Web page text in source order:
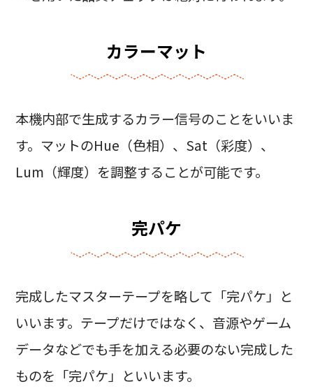
カラーマット
本機内部で生成するカラー信号のことをいいま
す。マットのHue（色相）、Sat（彩度）、
Lum（輝度）を調整することが可能です。
完パケ
完成したマスターテープを略して「完パケ」と
いいます。テープだけではなく、音源やゲーム
データなどでも手を加える必要のない完成した
ものを「完パケ」といいます。